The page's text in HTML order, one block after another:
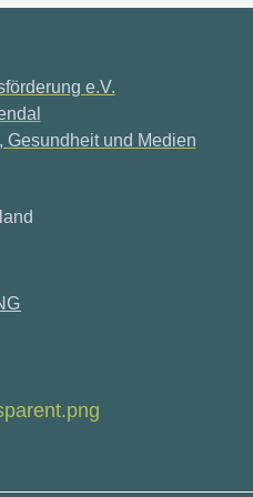
e.V.
Gesundheit und Medien